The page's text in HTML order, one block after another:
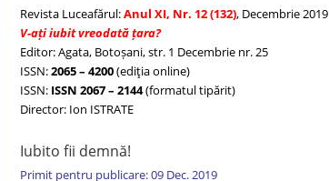
Revista Luceafărul:Anul XI, Nr. 12 (132), Decembrie 2019
V-ați iubit vreodată țara?
Editor: Agata, Botoșani, str. 1 Decembrie nr. 25
ISSN:2065 – 4200(ediţia online)
ISSN: ISSN 2067 – 2144(formatul tipărit)
Director: Ion ISTRATE
Iubito fii demnă!
Primit pentru publicare: 09 Dec. 2019